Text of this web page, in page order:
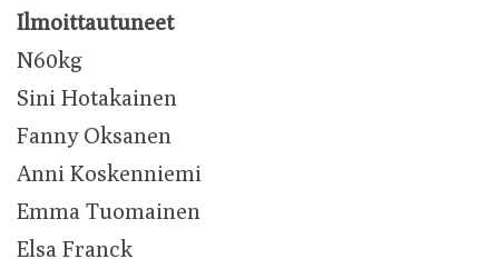
Ilmoittautuneet
N60kg
Sini Hotakainen
Fanny Oksanen
Anni Koskenniemi
Emma Tuomainen
Elsa Franck